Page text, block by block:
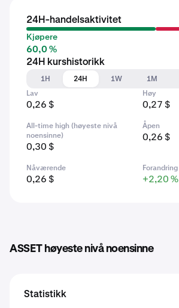
24H-handelsaktivitet
Kjøpere
60,0 %
24H kurshistorikk
1H
24H 1W 1M
Lav
0,26 $
Høy
0,27 $
All-time high (høyeste nivå
noensinne)
0,30 $
Åpen
0,26 $
Nåværende
0,26 $
Forandring
+2,20 %
ASSET høyeste nivå noensinne
Statistikk